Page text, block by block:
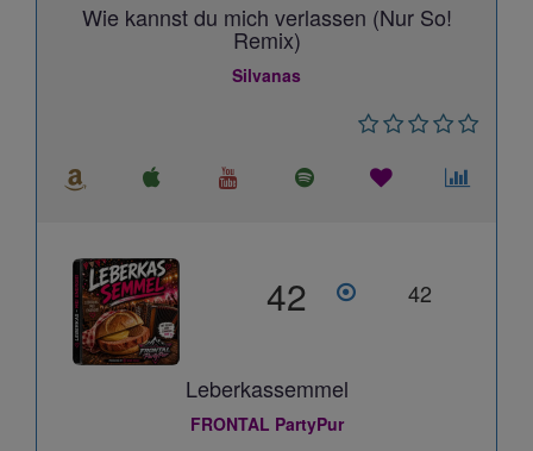
Wie kannst du mich verlassen (Nur So!
Remix)
Silvanas
42 42
Leberkassemmel
FRONTAL PartyPur